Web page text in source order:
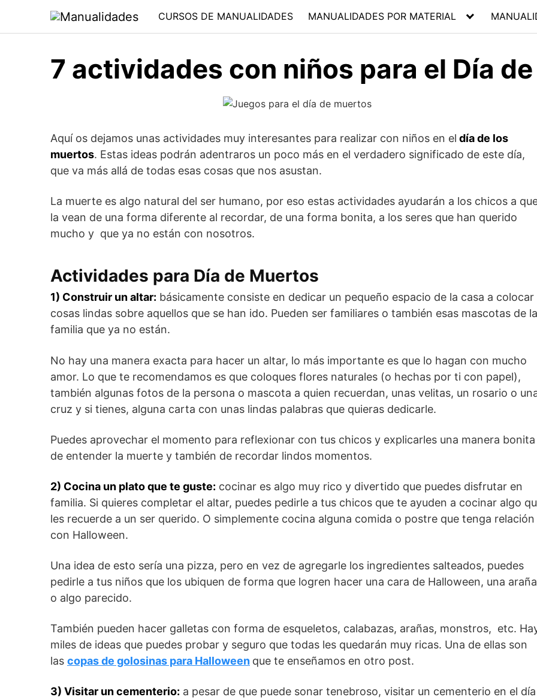
contenido
CURSOS DE MANUALIDADES MANUALIDADES POR MATERIAL
7 actividades con niños para el Día
Aquí os dejamos unas actividades muy interesantes para realizar con niños en el día de los
muertos. Estas ideas podrán adentraros un poco más en el verdadero significado de este día,
que va más allá de todas esas cosas que nos asustan.
La muerte es algo natural del ser humano, por eso estas actividades ayudarán a los chicos a
la vean de una forma diferente al recordar, de una forma bonita, a los seres que han querido
mucho y que ya no están con nosotros.
Actividades para Día de Muertos
1) Construir un altar: básicamente consiste en dedicar un pequeño espacio de la casa a colocar
cosas lindas sobre aquellos que se han ido. Pueden ser familiares o también esas mascotas de la
familia que ya no están.
No hay una manera exacta para hacer un altar, lo más importante es que lo hagan con mucho
amor. Lo que te recomendamos es que coloques flores naturales (o hechas por ti con papel),
también algunas fotos de la persona o mascota a quien recuerdan, unas velitas, un rosario o
cruz y si tienes, alguna carta con unas lindas palabras que quieras dedicarle.
Puedes aprovechar el momento para reflexionar con tus chicos y explicarles una manera bonita
de entender la muerte y también de recordar lindos momentos.
2) Cocina un plato que te guste: cocinar es algo muy rico y divertido que puedes disfrutar en
familia. Si quieres completar el altar, puedes pedirle a tus chicos que te ayuden a cocinar algo
les recuerde a un ser querido. O simplemente cocina alguna comida o postre que tenga relación
con Halloween.
Una idea de esto sería una pizza, pero en vez de agregarle los ingredientes salteados, puedes
pedirle a tus niños que los ubiquen de forma que logren hacer una cara de Halloween, una araña
o algo parecido.
También pueden hacer galletas con forma de esqueletos, calabazas, arañas, monstros, etc.
miles de ideas que puedes probar y seguro que todas les quedarán muy ricas. Una de ellas son
las copas de golosinas para Halloween que te enseñamos en otro post.
3) Visitar un cementerio: a pesar de que puede sonar tenebroso, visitar un cementerio en el día